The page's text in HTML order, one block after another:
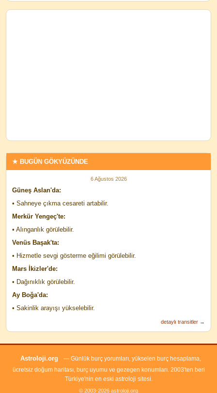
★ BUGÜN GÖKYÜZÜNDE
6 Ağustos 2026
Güneş Aslan'da:
• Sahneye çıkma cesareti artabilir.
Merkür Yengeç'te:
• Alınganlık görülebilir.
Venüs Başak'ta:
• Hizmetle sevgi gösterme eğilimi görülebilir.
Mars İkizler'de:
• Dağınıklık görülebilir.
Ay Boğa'da:
• Sakinlik arayışı yükselebilir.
detaylı transitler →
Astroloji.org
— Günlük burç yorumları, yükselen burç hesaplama,
ücretsiz doğum haritası, burç uyumu ve gezegen konumları. 2003'ten beri
Türkiye'nin en eski astroloji sitesi.
© 2003-2026 astroloji.org